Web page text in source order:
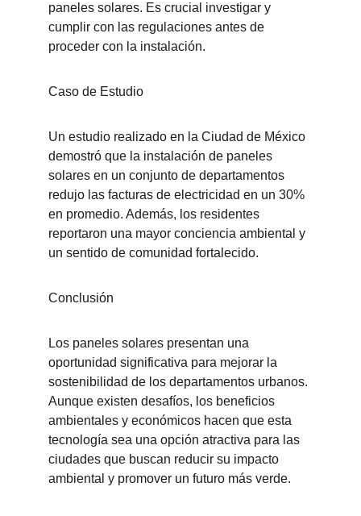
paneles solares. Es crucial investigar y
cumplir con las regulaciones antes de
proceder con la instalación.
Caso de Estudio
Un estudio realizado en la Ciudad de México
demostró que la instalación de paneles
solares en un conjunto de departamentos
redujo las facturas de electricidad en un 30%
en promedio. Además, los residentes
reportaron una mayor conciencia ambiental y
un sentido de comunidad fortalecido.
Conclusión
Los paneles solares presentan una
oportunidad significativa para mejorar la
sostenibilidad de los departamentos urbanos.
Aunque existen desafíos, los beneficios
ambientales y económicos hacen que esta
tecnología sea una opción atractiva para las
ciudades que buscan reducir su impacto
ambiental y promover un futuro más verde.